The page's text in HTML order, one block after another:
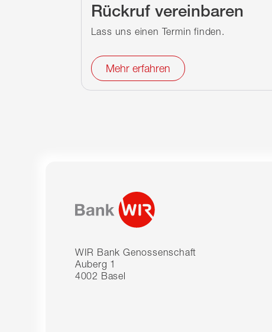
Rückruf vereinbaren
Lass uns einen Termin finden.
Mehr erfahren
WIR Bank Genossenschaft
Auberg 1
4002 Basel